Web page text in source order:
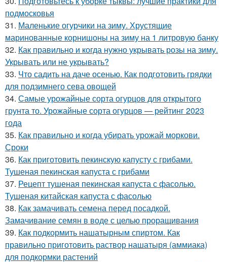
подмосковья
31. Маленькие огурчики на зиму. Хрустящие
маринованные корнишоны на зиму на 1 литровую банку
32. Как правильно и когда нужно укрывать розы на зиму.
Укрывать или не укрывать?
33. Что садить на даче осенью. Как подготовить грядки
для подзимнего сева овощей
34. Самые урожайные сорта огурцов для открытого
грунта то. Урожайные сорта огурцов — рейтинг 2023
года
35. Как правильно и когда убирать урожай моркови.
Сроки
36. Как приготовить пекинскую капусту с грибами.
Тушеная пекинская капуста с грибами
37. Рецепт тушеная пекинская капуста с фасолью.
Тушеная китайская капуста с фасолью
38. Как замачивать семена перед посадкой.
Замачивание семян в воде с целью проращивания
39. Как подкормить нашатырным спиртом. Как
правильно приготовить раствор нашатыря (аммиака)
для подкормки растений